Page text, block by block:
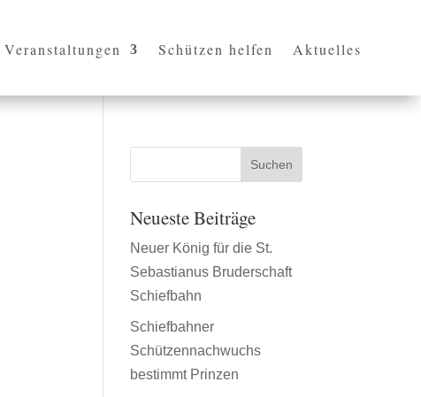
Veranstaltungen Schützen helfen Aktuelles
Neueste Beiträge
Neuer König für die St.
Sebastianus Bruderschaft
Schiefbahn
Schiefbahner
Schützennachwuchs
bestimmt Prinzen